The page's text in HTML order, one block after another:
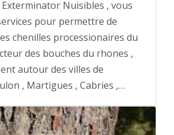
Nuisibles , vous
pour permettre de
chenilles processionaires du
des bouches du rhones ,
autour des villes de
, Martigues , Cabries ,…